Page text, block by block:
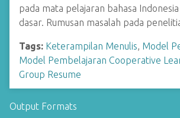
pada mata pelajaran bahasa
dasar. Rumusan masalah pada
Tags: Keterampilan Menulis, Model
Model Pembelajaran Cooperative
Group Resume
Output Formats